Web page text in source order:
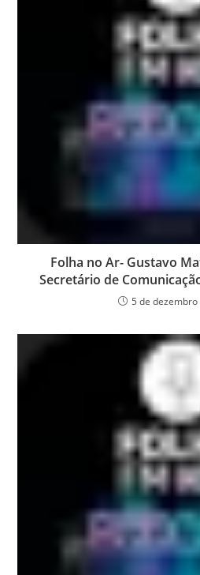
Folha no Ar- Gustavo
Secretário de
5 de dezembro